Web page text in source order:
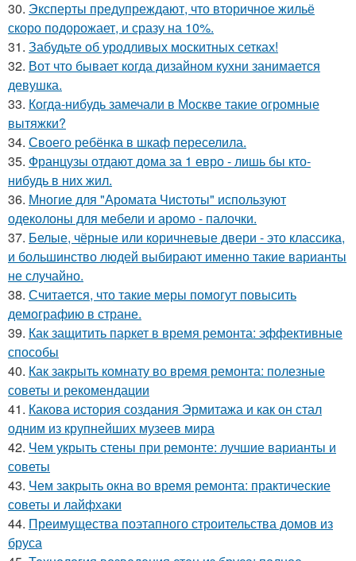
30. Эксперты предупреждают, что вторичное жильё
скоро подорожает, и сразу на 10%.
31. Забудьте об уродливых москитных сетках!
32. Вот что бывает когда дизайном кухни занимается
девушка.
33. Когда-нибудь замечали в Москве такие огромные
вытяжки?
34. Своего ребёнка в шкаф переселила.
35. Французы отдают дома за 1 евро - лишь бы кто-
нибудь в них жил.
36. Многие для "Аромата Чистоты" используют
одеколоны для мебели и аромо - палочки.
37. Белые, чёрные или коричневые двери - это классика,
и большинство людей выбирают именно такие варианты
не случайно.
38. Считается, что такие меры помогут повысить
демографию в стране.
39. Как защитить паркет в время ремонта: эффективные
способы
40. Как закрыть комнату во время ремонта: полезные
советы и рекомендации
41. Какова история создания Эрмитажа и как он стал
одним из крупнейших музеев мира
42. Чем укрыть стены при ремонте: лучшие варианты и
советы
43. Чем закрыть окна во время ремонта: практические
советы и лайфхаки
44. Преимущества поэтапного строительства домов из
бруса